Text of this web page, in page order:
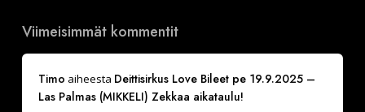
Viimeisimmät kommentit
Timo aiheesta Deittisirkus Love Bileet pe 19.9.2025 –
Las Palmas (MIKKELI) Zekkaa aikataulu!